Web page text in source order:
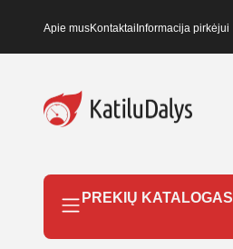
Apie musKontaktaiInformacija pirkėjui
PREKIŲ KATALOGAS